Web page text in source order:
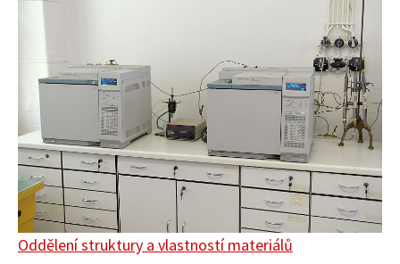
Oddělení struktury a vlastností materiálů